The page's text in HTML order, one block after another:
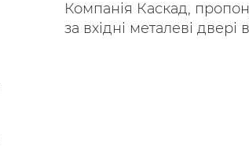
Компанія Каскад,
за вхідні металеві двері